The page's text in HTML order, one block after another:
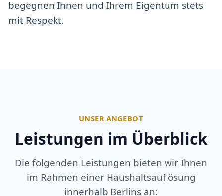
begegnen Ihnen und Ihrem Eigentum stets
mit Respekt.
UNSER ANGEBOT
Leistungen im Überblick
Die folgenden Leistungen bieten wir Ihnen
im Rahmen einer Haushaltsauflösung
innerhalb Berlins an: